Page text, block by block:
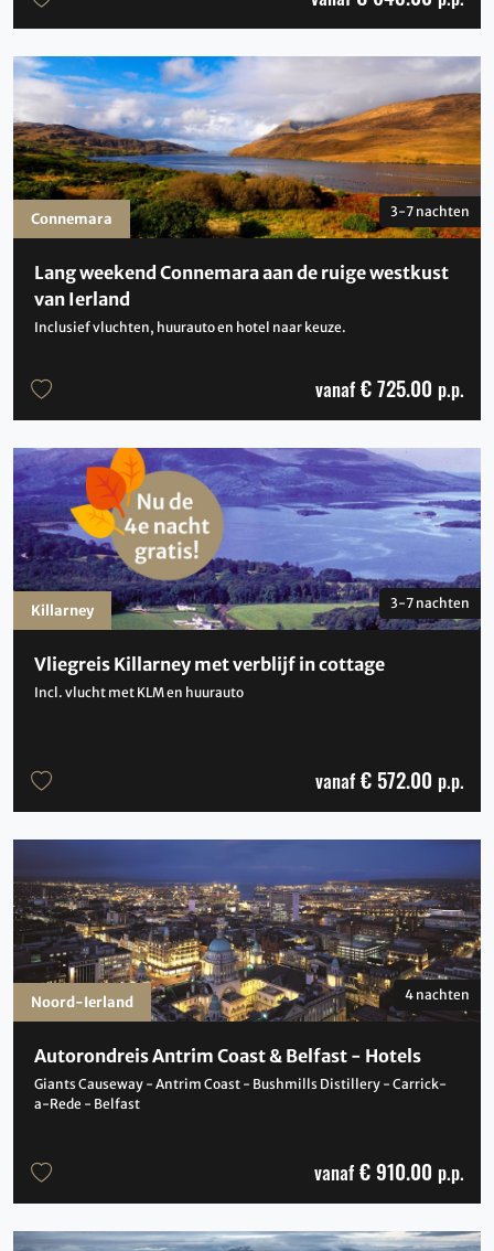
Lang weekend Connemara aan de ruige westkust
van Ierland
Inclusief vluchten, huurauto en hotel naar keuze.
3-7 nachten
vanaf € 725.00 p.p.
Connemara
Vliegreis Killarney met verblijf in cottage
Incl. vlucht met KLM en huurauto
3-7 nachten
vanaf € 572.00 p.p.
Killarney
Autorondreis Antrim Coast & Belfast - Hotels
Giants Causeway - Antrim Coast - Bushmills Distillery - Carrick-
a-Rede - Belfast
4 nachten
vanaf € 910.00 p.p.
Noord-Ierland